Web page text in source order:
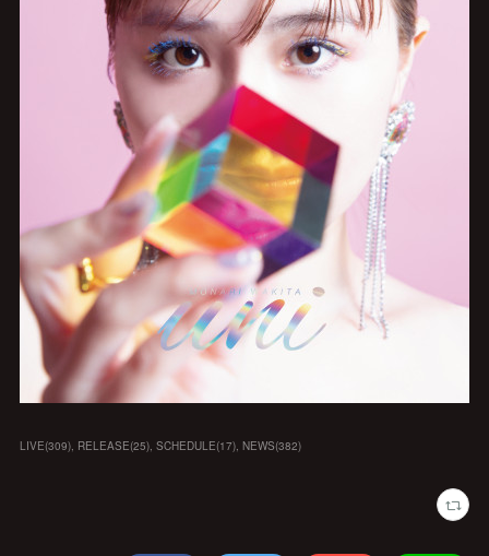
LIVE(309) RELEASE(25) SCHEDULE(17) NEWS(382)